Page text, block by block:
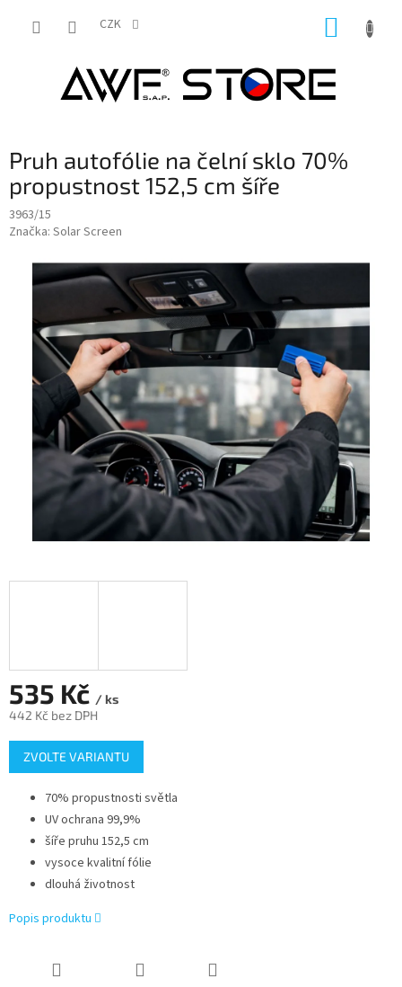
CZK
Pruh autofólie na čelní sklo 70%
propustnost 152,5 cm šíře
3963/15
Značka: Solar Screen
535 Kč / ks
442 Kč bez DPH
Měrná
cena:
ZVOLTE VARIANTU
70% propustnosti světla
UV ochrana 99,9%
šíře pruhu 152,5 cm
vysoce kvalitní fólie
dlouhá životnost
Popis produktu